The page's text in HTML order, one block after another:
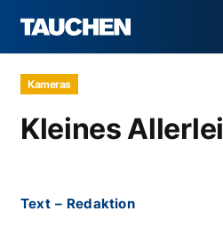
Kameras
Kleines Allerlei
Text – Redaktion